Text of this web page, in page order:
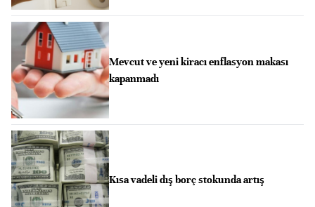
Mevcut ve yeni kiracı enflasyon makası
kapanmadı
Kısa vadeli dış borç stokunda artış